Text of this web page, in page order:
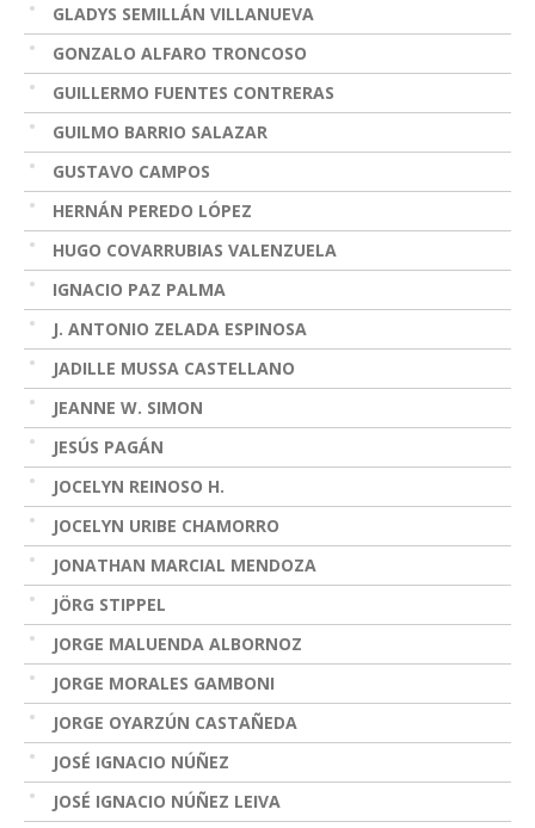
GLADYS SEMILLÁN VILLANUEVA
GONZALO ALFARO TRONCOSO
GUILLERMO FUENTES CONTRERAS
GUILMO BARRIO SALAZAR
GUSTAVO CAMPOS
HERNÁN PEREDO LÓPEZ
HUGO COVARRUBIAS VALENZUELA
IGNACIO PAZ PALMA
J. ANTONIO ZELADA ESPINOSA
JADILLE MUSSA CASTELLANO
JEANNE W. SIMON
JESÚS PAGÁN
JOCELYN REINOSO H.
JOCELYN URIBE CHAMORRO
JONATHAN MARCIAL MENDOZA
JÖRG STIPPEL
JORGE MALUENDA ALBORNOZ
JORGE MORALES GAMBONI
JORGE OYARZÚN CASTAÑEDA
JOSÉ IGNACIO NÚÑEZ
JOSÉ IGNACIO NÚÑEZ LEIVA